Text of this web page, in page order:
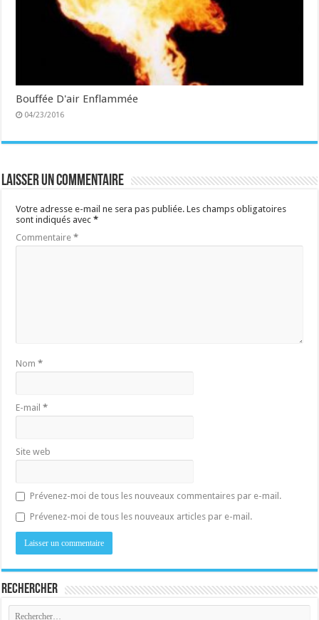
Bouffée D'air Enflammée
04/23/2016
Laisser un commentaire
Votre adresse e-mail ne sera pas publiée. Les champs obligatoires
sont indiqués avec*
Commentaire*
Nom*
E-mail*
Site web
Prévenez-moi de tous les nouveaux commentaires par e-mail.
Prévenez-moi de tous les nouveaux articles par e-mail.
Rechercher